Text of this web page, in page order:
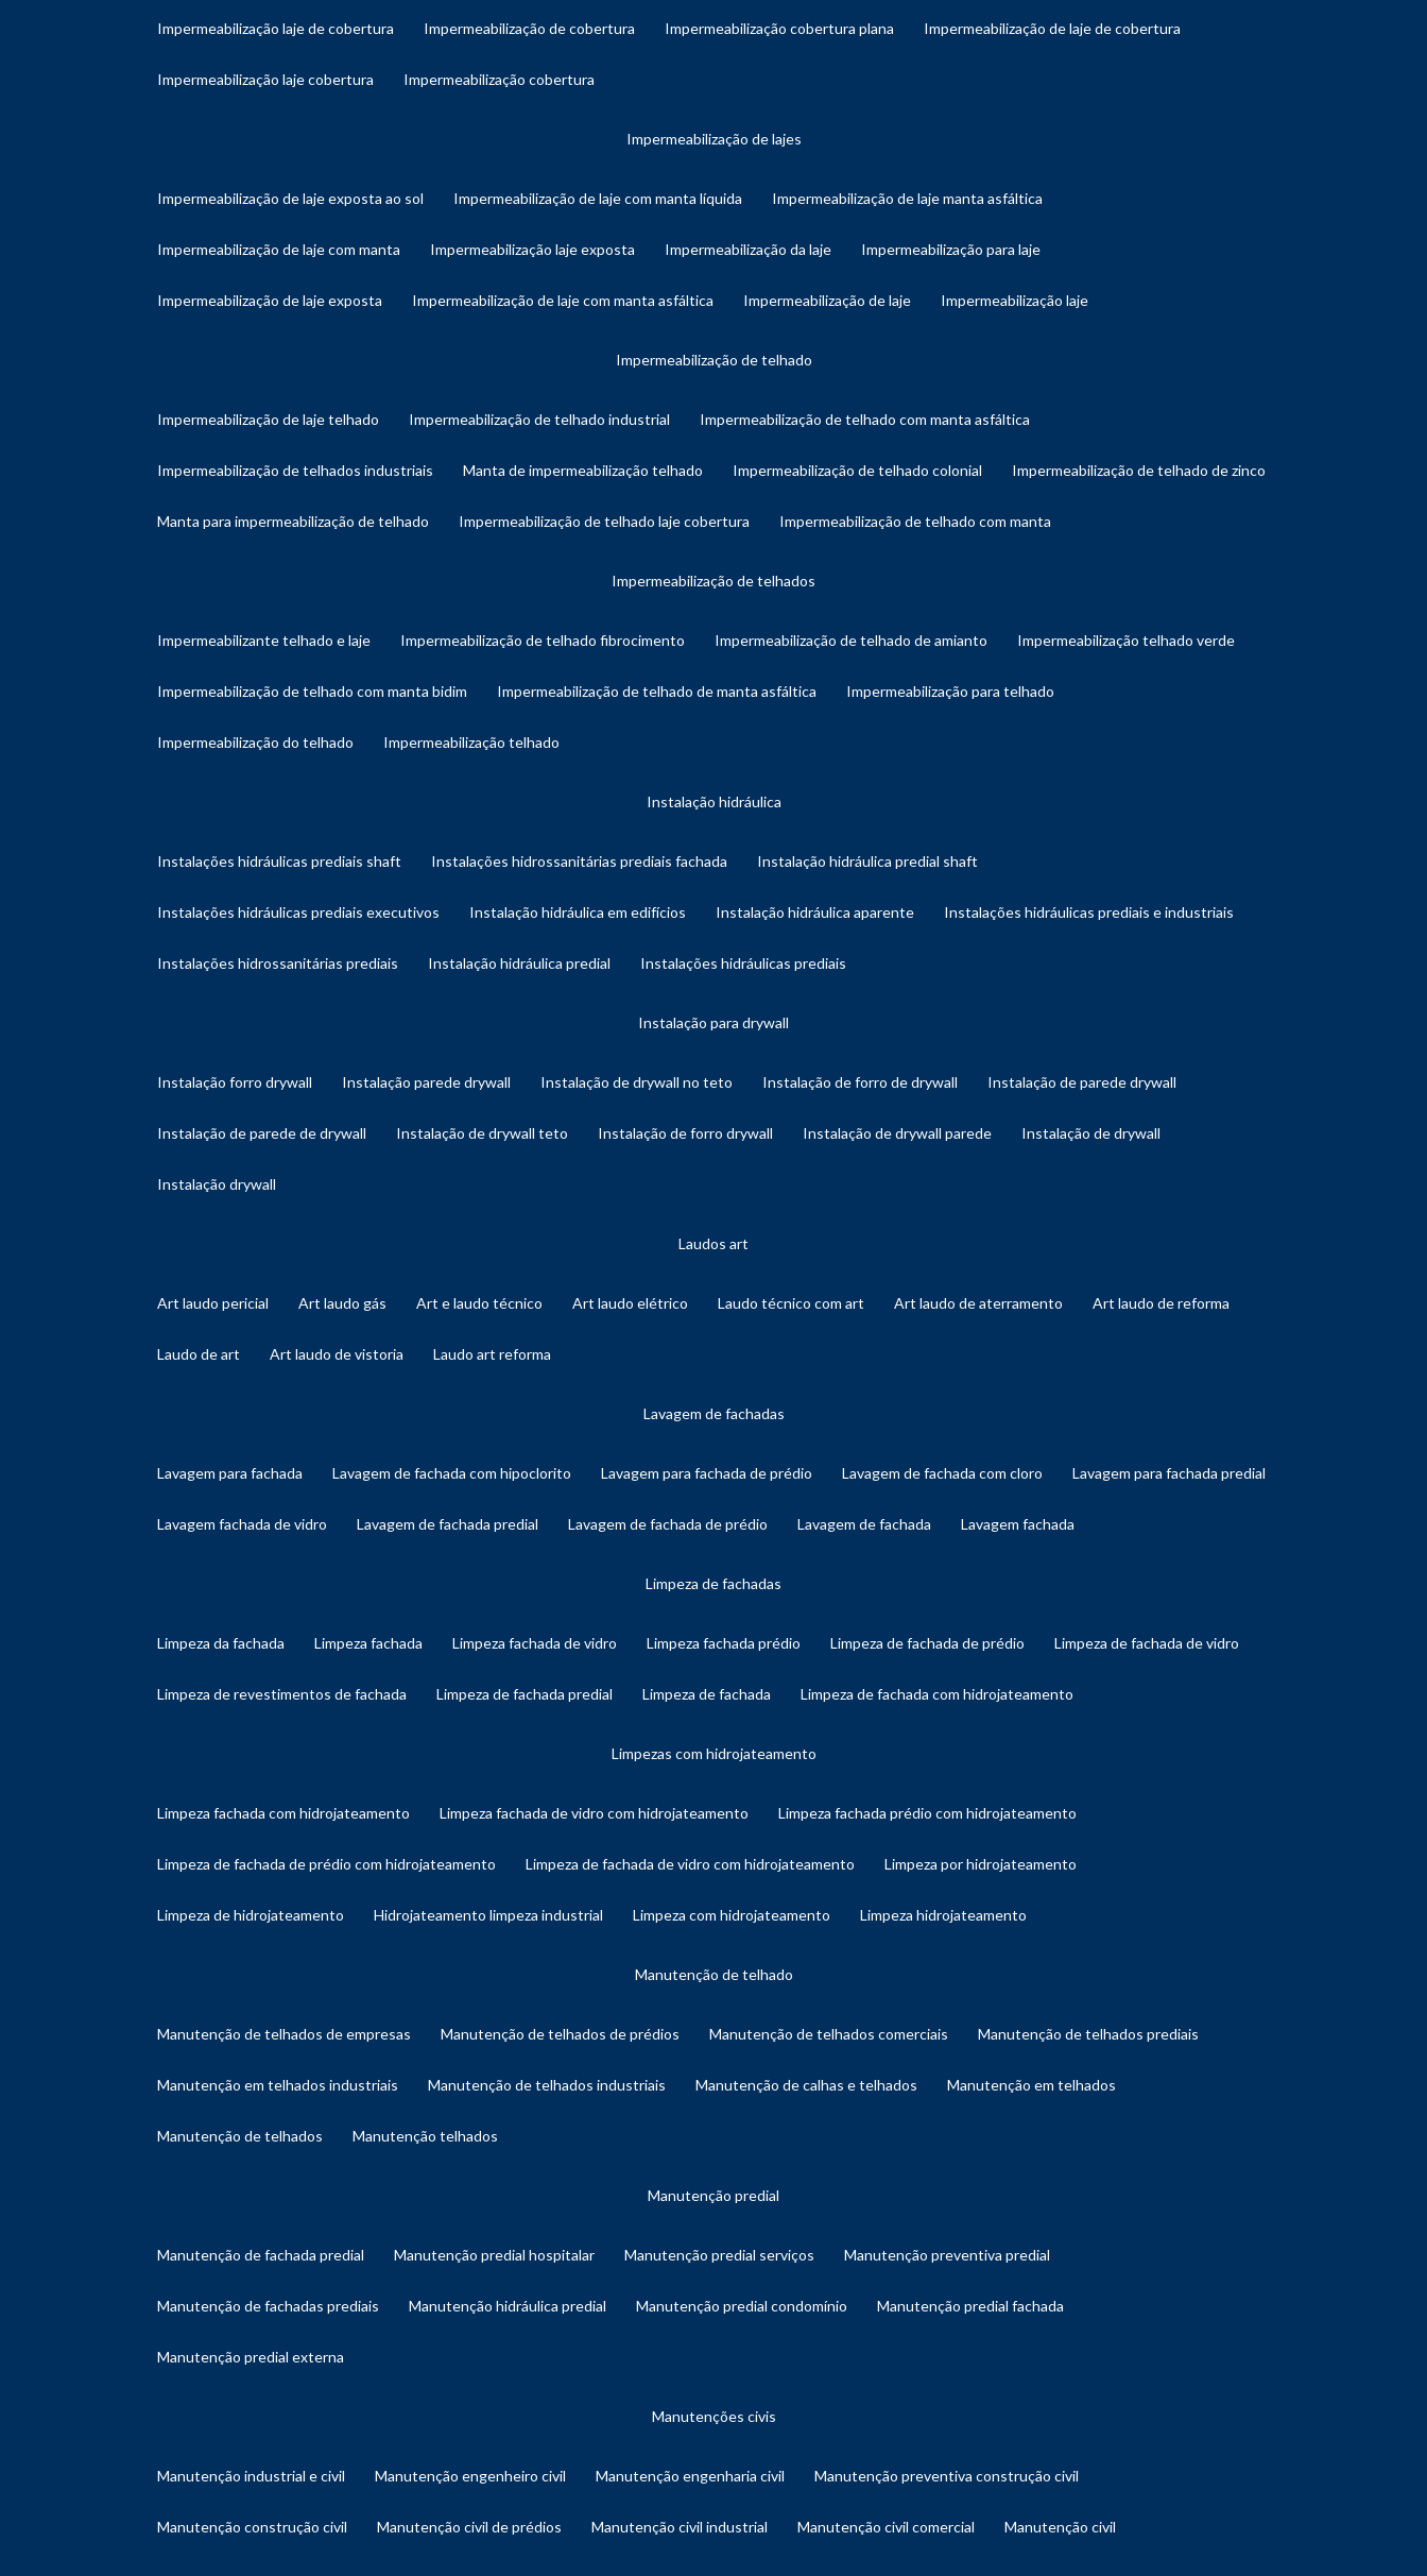
impermeabilização laje de cobertura impermeabilização de cobertura impermeabilização cobertura plana impermeabilização de laje de cobertura
impermeabilização laje cobertura impermeabilização cobertura
impermeabilização de lajes
impermeabilização de laje exposta ao sol impermeabilização de laje com manta líquida impermeabilização de laje manta asfáltica
impermeabilização de laje com manta impermeabilização laje exposta impermeabilização da laje impermeabilização para laje
impermeabilização de laje exposta impermeabilização de laje com manta asfáltica impermeabilização de laje impermeabilização laje
impermeabilização de telhado
impermeabilização de laje telhado impermeabilização de telhado industrial impermeabilização de telhado com manta asfáltica
impermeabilização de telhados industriais manta de impermeabilização telhado impermeabilização de telhado colonial impermeabilização de telhado de zinco
manta para impermeabilização de telhado impermeabilização de telhado laje cobertura impermeabilização de telhado com manta
impermeabilização de telhados
impermeabilizante telhado e laje impermeabilização de telhado fibrocimento impermeabilização de telhado de amianto impermeabilização telhado verde
impermeabilização de telhado com manta bidim impermeabilização de telhado de manta asfáltica impermeabilização para telhado
impermeabilização do telhado impermeabilização telhado
instalação hidráulica
instalações hidráulicas prediais shaft instalações hidrossanitárias prediais fachada instalação hidráulica predial shaft
instalações hidráulicas prediais executivos instalação hidráulica em edifícios instalação hidráulica aparente instalações hidráulicas prediais e industriais
instalações hidrossanitárias prediais instalação hidráulica predial instalações hidráulicas prediais
instalação para drywall
instalação forro drywall instalação parede drywall instalação de drywall no teto instalação de forro de drywall instalação de parede drywall
instalação de parede de drywall instalação de drywall teto instalação de forro drywall instalação de drywall parede instalação de drywall
instalação drywall
laudos art
art laudo pericial art laudo gás art e laudo técnico art laudo elétrico laudo técnico com art art laudo de aterramento art laudo de reforma
laudo de art art laudo de vistoria laudo art reforma
lavagem de fachadas
lavagem para fachada lavagem de fachada com hipoclorito lavagem para fachada de prédio lavagem de fachada com cloro lavagem para fachada predial
lavagem fachada de vidro lavagem de fachada predial lavagem de fachada de prédio lavagem de fachada lavagem fachada
limpeza de fachadas
limpeza da fachada limpeza fachada limpeza fachada de vidro limpeza fachada prédio limpeza de fachada de prédio limpeza de fachada de vidro
limpeza de revestimentos de fachada limpeza de fachada predial limpeza de fachada limpeza de fachada com hidrojateamento
limpezas com hidrojateamento
limpeza fachada com hidrojateamento limpeza fachada de vidro com hidrojateamento limpeza fachada prédio com hidrojateamento
limpeza de fachada de prédio com hidrojateamento limpeza de fachada de vidro com hidrojateamento limpeza por hidrojateamento
limpeza de hidrojateamento hidrojateamento limpeza industrial limpeza com hidrojateamento limpeza hidrojateamento
manutenção de telhado
manutenção de telhados de empresas manutenção de telhados de prédios manutenção de telhados comerciais manutenção de telhados prediais
manutenção em telhados industriais manutenção de telhados industriais manutenção de calhas e telhados manutenção em telhados
manutenção de telhados manutenção telhados
manutenção predial
manutenção de fachada predial manutenção predial hospitalar manutenção predial serviços manutenção preventiva predial
manutenção de fachadas prediais manutenção hidráulica predial manutenção predial condomínio manutenção predial fachada
manutenção predial externa
manutenções civis
manutenção industrial e civil manutenção engenheiro civil manutenção engenharia civil manutenção preventiva construção civil
manutenção construção civil manutenção civil de prédios manutenção civil industrial manutenção civil comercial manutenção civil